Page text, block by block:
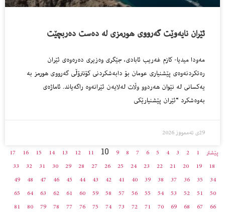
ئێران نایه‌وێت گه‌رووى هورمزى له‌ ده‌ست ده‌ربچێت
مه‌ودا میدیا- کازم غەریب ئابادی، جێگری وەزیری دەرەوەی ئێران
رەتکردنەوەی پێشنیاری عومان بۆ دابەشکردنی کۆنترۆڵی گەرووی هورمز بە
یەکسانی لە نێوان هەردوو وڵات لەلایەن ئێرانەوە راگەیاند. ئاماژەی
بەوەشکرد “ئێران پێشنیارێکی
29ی تەممووز 2026
پێشتر 1
2
3
4
5
6
7
8
9
10
11
12
13
14
15
16
17
18
19
20
21
22
23
24
25
26
27
28
29
30
31
32
33
34
35
36
37
38
39
40
41
42
43
44
45
46
47
48
49
50
51
52
53
54
55
56
57
58
59
60
61
62
63
64
65
66
67
68
69
70
71
72
73
74
75
76
77
78
79
80
81